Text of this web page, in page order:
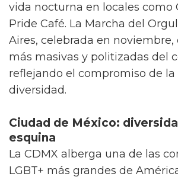
vida nocturna en locales como
Pride Café. La Marcha del
Aires, celebrada en noviembre,
más masivas y politizadas del
reflejando el compromiso de la
diversidad.
Ciudad de México:
esquina
La CDMX alberga una de las
LGBT+ más grandes de